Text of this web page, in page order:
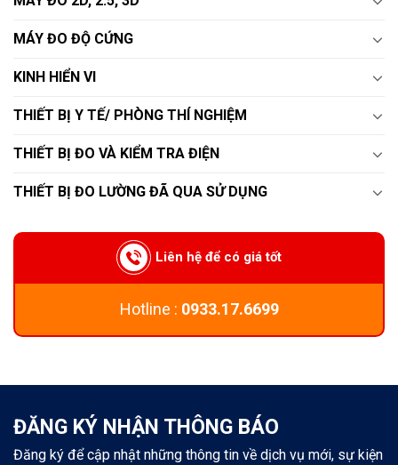
MÁY ĐO ĐỘ CỨNG
KINH HIỂN VI
THIẾT BỊ Y TẾ/ PHÒNG THÍ NGHIỆM
THIẾT BỊ ĐO VÀ KIỂM TRA ĐIỆN
THIẾT BỊ ĐO LƯỜNG ĐÃ QUA SỬ DỤNG
Liên hệ để có giá tốt
Hotline : 0933.17.6699
ĐĂNG KÝ NHẬN THÔNG BÁO
Đăng ký để cập nhật những thông tin về dịch vụ mới, sự kiện